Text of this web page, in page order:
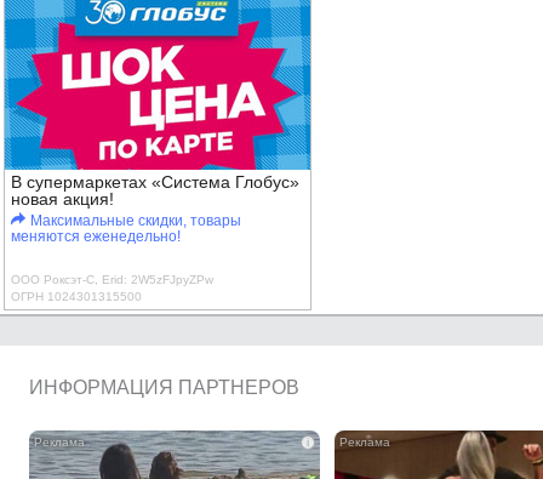
В супермаркетах «Система Глобус»
новая акция!
Максимальные скидки, товары
меняются еженедельно!
ООО Роксэт-С, Erid: 2W5zFJpyZPw
ОГРН 1024301315500
ИНФОРМАЦИЯ ПАРТНЕРОВ
i